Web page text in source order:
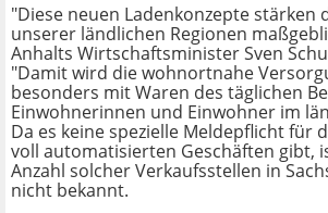
"Diese neuen Ladenkonzepte stärken
unserer ländlichen Regionen
Anhalts Wirtschaftsminister Sven
"Damit wird die wohnortnahe
besonders mit Waren des täglichen
Einwohnerinnen und Einwohner im
Da es keine spezielle Meldepflicht für
voll automatisierten Geschäften gibt,
Anzahl solcher Verkaufsstellen in
nicht bekannt.